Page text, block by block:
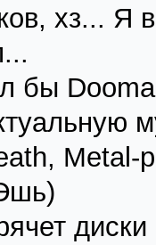
хз... Я
бы